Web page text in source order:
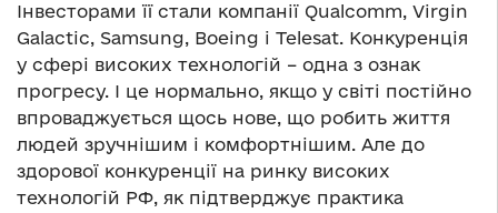
Інвесторами її стали компанії Qualcomm, Virgin
Galactic, Samsung, Boeing і Telesat. Конкуренція
у сфері високих технологій – одна з ознак
прогресу. І це нормально, якщо у світі постійно
впроваджується щось нове, що робить життя
людей зручнішим і комфортнішим. Але до
здорової конкуренції на ринку високих
технологій РФ, як підтверджує практика